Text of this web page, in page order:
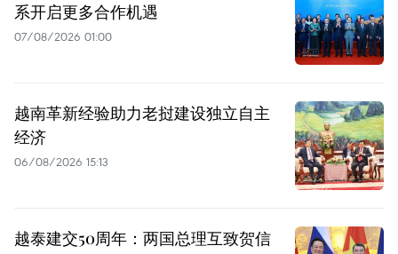
系开启更多合作机遇
07/08/2026 01:00
越南革新经验助力老挝建设独立自主
经济
06/08/2026 15:13
越泰建交50周年：两国总理互致贺信